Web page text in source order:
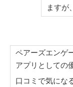
ますが
ペアーズエンゲ
アプリとしての
口コミで気にな